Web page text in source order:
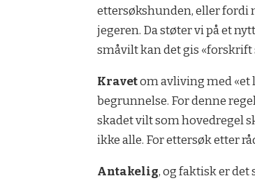
ettersøkshunden, eller fordi
jegeren. Da støter vi på et
småvilt kan det gis
Kravetom avliving med «et
begrunnelse. For denne
skadet vilt som hovedregel
ikke alle. For ettersøk etter
Antakelig, og faktisk er